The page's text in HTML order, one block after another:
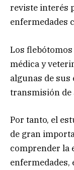
reviste interés
enfermedades
Los
médica y
algunas de sus
transmisión de
Por tanto, el
de gran
comprender la
enfermedades,